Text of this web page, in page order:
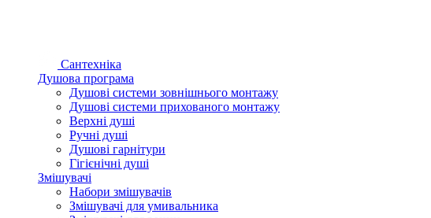
Сантехніка
Душова програма
Душові системи зовнішнього монтажу
Душові системи прихованого монтажу
Верхні душі
Ручні душі
Душові гарнітури
Гігієнічні душі
Змішувачі
Набори змішувачів
Змішувачі для умивальника